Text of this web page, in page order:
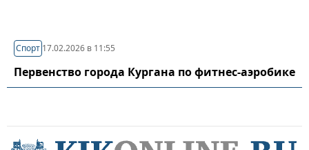
Спорт 17.02.2026 в 11:55
Первенство города Кургана по фитнес-аэробике